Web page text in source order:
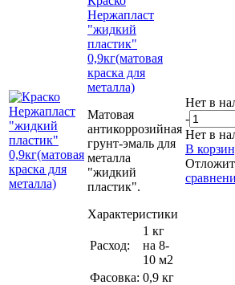
Нержапласт
"жидкий
пластик"
0,9кг(матовая
краска для
металла)
Матовая
антикоррозийная
грунт-эмаль для
металла
"жидкий
пластик".
Характеристики
Расход:
1 кг
на 8-
10 м2
Фасовка: 0,9 кг
Нет в
-
Нет в
В